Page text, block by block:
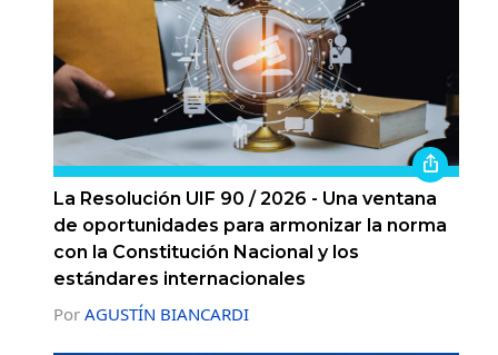
La Resolución UIF 90 / 2026 - Una ventana
de oportunidades para armonizar la norma
con la Constitución Nacional y los
estándares internacionales
Por AGUSTÍN BIANCARDI